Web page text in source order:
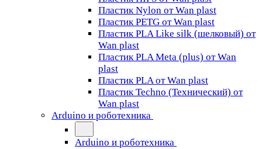
Пластик Nylon от Wan plast
Пластик PETG от Wan plast
Пластик PLA Like silk (шелковый) от
Wan plast
Пластик PLA Meta (plus) от Wan
plast
Пластик PLA от Wan plast
Пластик Techno (Технический) от
Wan plast
Arduino и роботехника
Arduino и роботехника